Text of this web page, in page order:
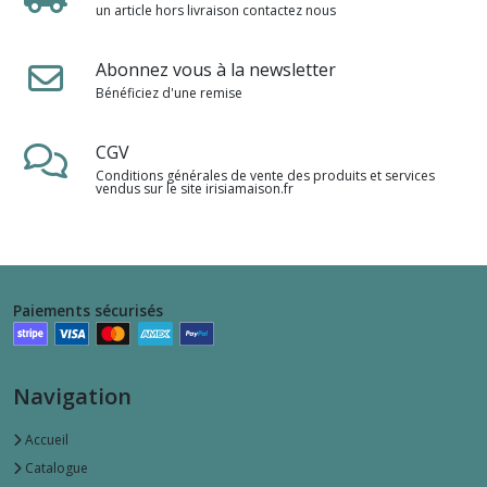
un article hors livraison contactez nous
Abonnez vous à la newsletter
Bénéficiez d'une remise
CGV
Conditions générales de vente des produits et services
vendus sur le site irisiamaison.fr
Paiements sécurisés
Navigation
Accueil
Catalogue